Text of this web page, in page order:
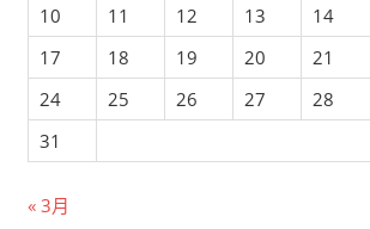
10
11 12 13 14
17
18 19 20 21
24
25 26 27 28
31
« 3月